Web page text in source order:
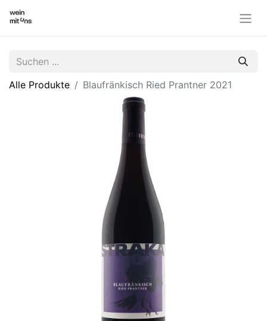
Alle Produkte Blaufränkisch Ried Prantner 2021